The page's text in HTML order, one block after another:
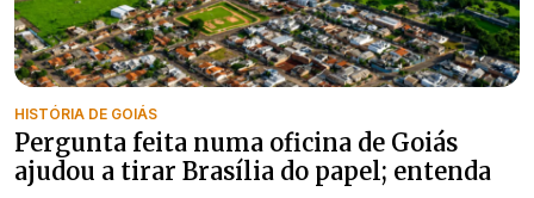
HISTÓRIA DE GOIÁS
Pergunta feita numa oficina de Goiás
ajudou a tirar Brasília do papel; entenda